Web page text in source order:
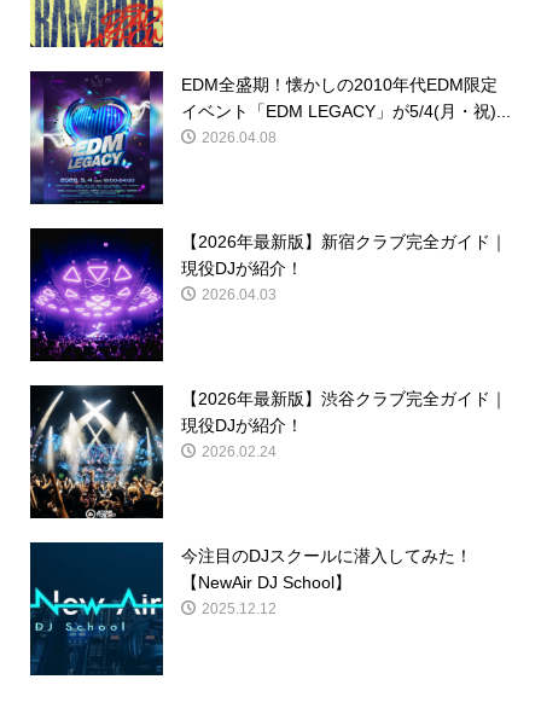
EDM全盛期！懐かしの2010年代EDM限定
イベント「EDM LEGACY」が5/4(月・祝)...
2026.04.08
【2026年最新版】新宿クラブ完全ガイド｜
現役DJが紹介！
2026.04.03
【2026年最新版】渋谷クラブ完全ガイド｜
現役DJが紹介！
2026.02.24
今注目のDJスクールに潜入してみた！
【NewAir DJ School】
2025.12.12